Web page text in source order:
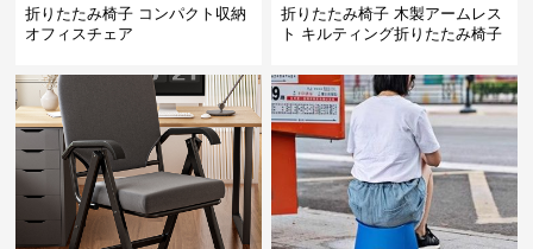
折りたたみ椅子 コンパクト収納
オフィスチェア
折りたたみ椅子 木製アームレス
ト キルティング折りたたみ椅子